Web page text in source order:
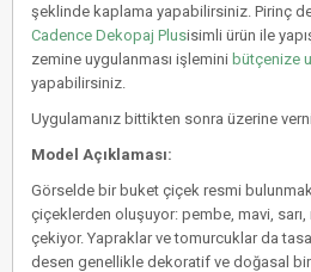
şeklinde kaplama yapabilirsiniz. Pirinç
Cadence Dekopaj Plusisimli ürün ile
zemine uygulanması işlemini bütçenize
yapabilirsiniz.
Uygulamanız bittikten sonra üzerine
Model Açıklaması:
Görselde bir buket çiçek resmi
çiçeklerden oluşuyor: pembe, mavi,
çekiyor. Yapraklar ve tomurcuklar da
desen genellikle dekoratif ve doğasal bir